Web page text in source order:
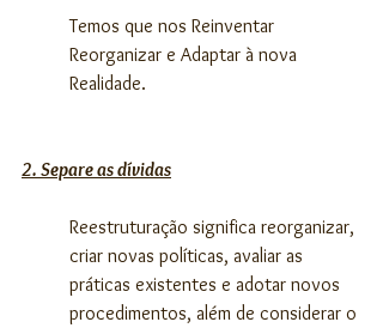
Temos que nos Reinventar
Reorganizar e Adaptar à nova
Realidade.
2. Separe as dívidas
Reestruturação significa reorganizar,
criar novas políticas, avaliar as
práticas existentes e adotar novos
procedimentos, além de considerar o